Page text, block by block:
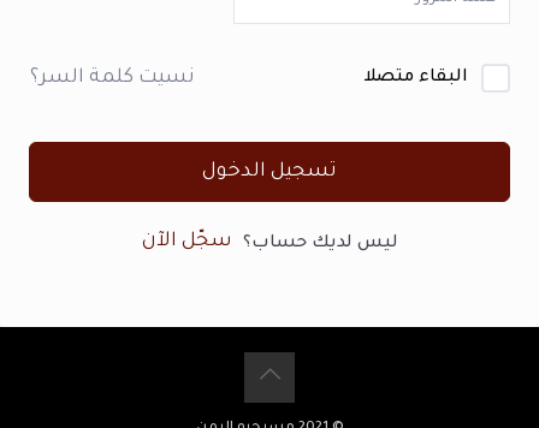
البقاء متصلا نسيت كلمة السر؟
تسجيل الدخول
ليس لديك حساب؟ سجّل الآن